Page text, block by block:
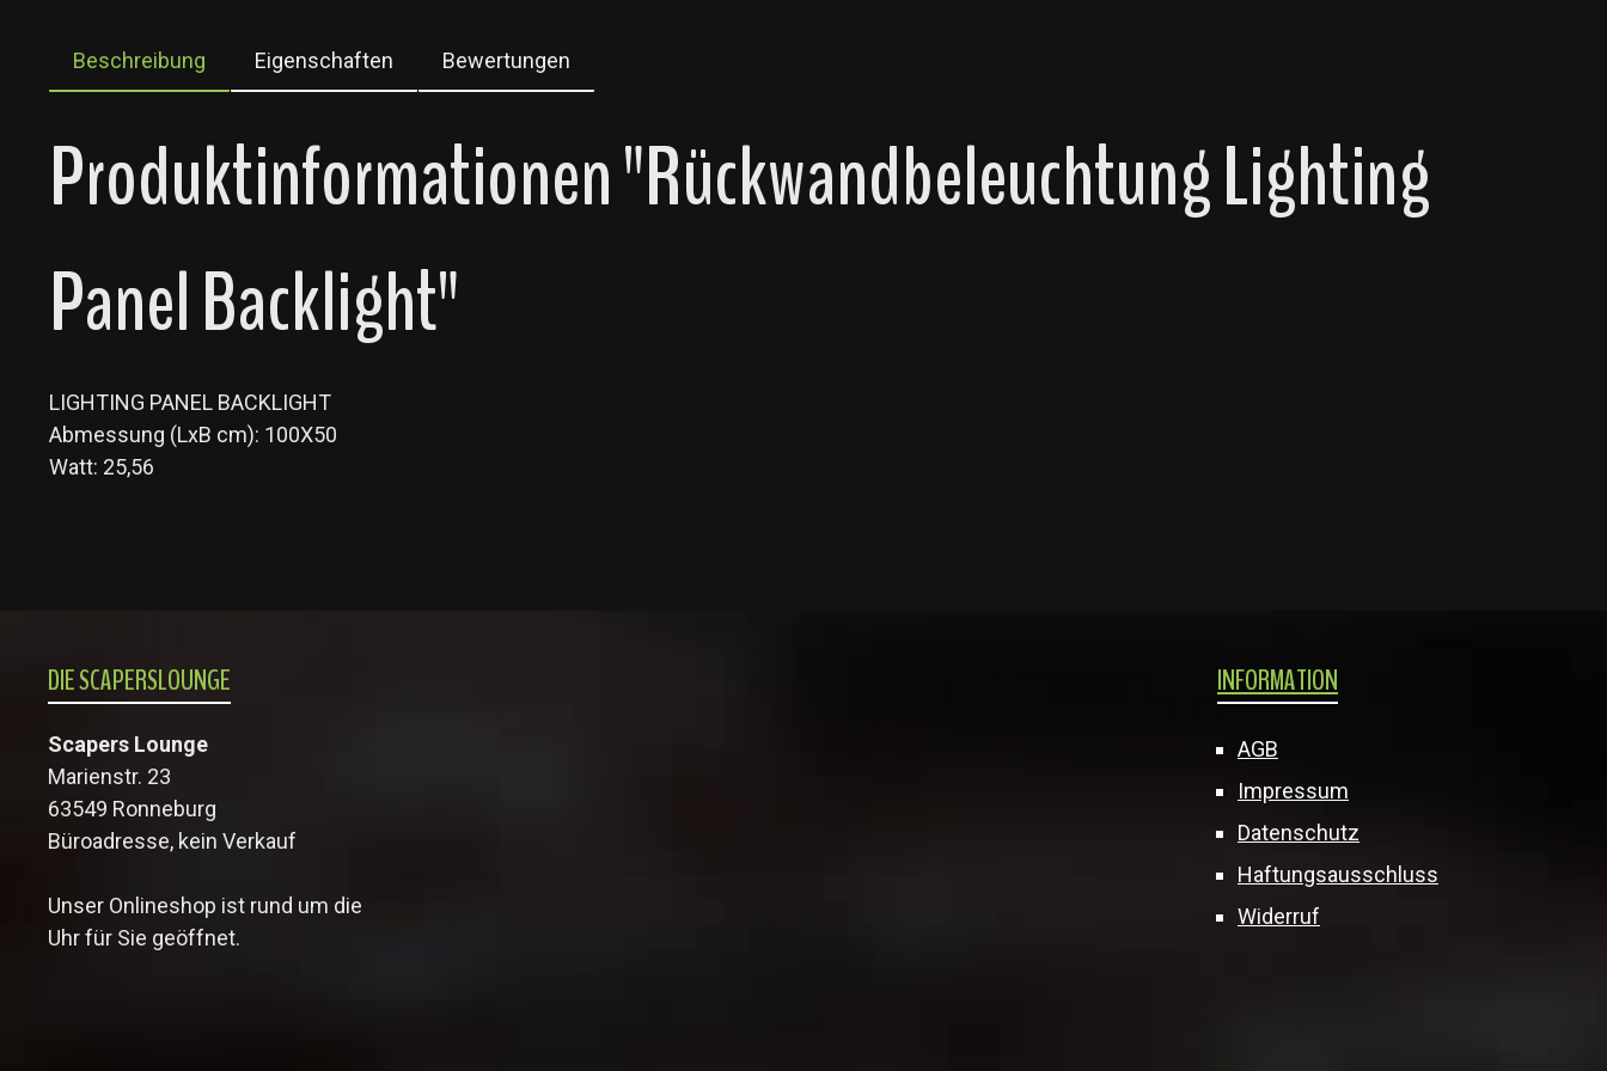
Beschreibung Eigenschaften Bewertungen
Produktinformationen "Rückwandbeleuchtung Lighting
Panel Backlight"
LIGHTING PANEL BACKLIGHT
Abmessung (LxB cm): 100X50
Watt: 25,56
DIE SCAPERSLOUNGE
Scapers Lounge
Marienstr. 23
63549 Ronneburg
Büroadresse, kein Verkauf
Unser Onlineshop ist rund um die
Uhr für Sie geöffnet.
INFORMATION
AGB
Impressum
Datenschutz
Haftungsausschluss
Widerruf